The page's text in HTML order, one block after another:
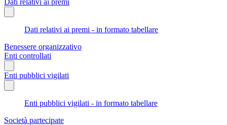
Dati relativi ai premi - in formato tabellare
Benessere organizzativo
Enti controllati
Enti pubblici vigilati
Enti pubblici vigilati - in formato tabellare
Società partecipate